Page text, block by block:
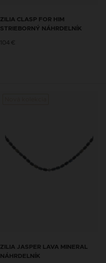
ZILIA CLASP FOR HIM
STRIEBORNÝ NÁHRDELNÍK
104 €
náramok, ktorý sa hodí k vášmu
ZILIA JASPER LAVA MINERAL
NÁHRDELNÍK